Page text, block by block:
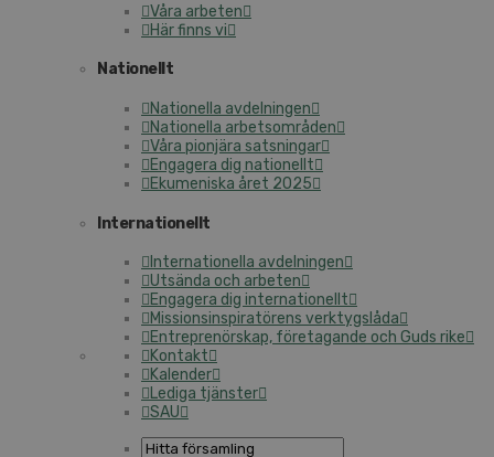
Våra arbeten
Här finns vi
Nationellt
Nationella avdelningen
Nationella arbetsområden
Våra pionjära satsningar
Engagera dig nationellt
Ekumeniska året 2025
Internationellt
Internationella avdelningen
Utsända och arbeten
Engagera dig internationellt
Missionsinspiratörens verktygslåda
Entreprenörskap, företagande och Guds rike
Kontakt
Kalender
Lediga tjänster
SAU